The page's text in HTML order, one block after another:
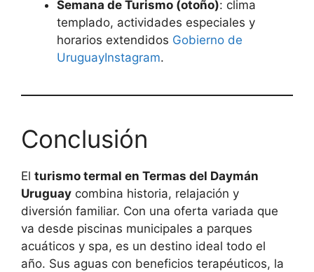
Semana de Turismo (otoño): clima
templado, actividades especiales y
horarios extendidos Gobierno de
UruguayInstagram.
Conclusión
El turismo termal en Termas del Daymán
Uruguay combina historia, relajación y
diversión familiar. Con una oferta variada que
va desde piscinas municipales a parques
acuáticos y spa, es un destino ideal todo el
año. Sus aguas con beneficios terapéuticos, la